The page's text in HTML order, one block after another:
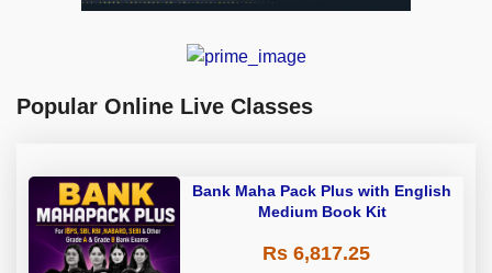
Popular Online Live Classes
Bank Maha Pack Plus with English
Medium Book Kit
Rs 6,817.25